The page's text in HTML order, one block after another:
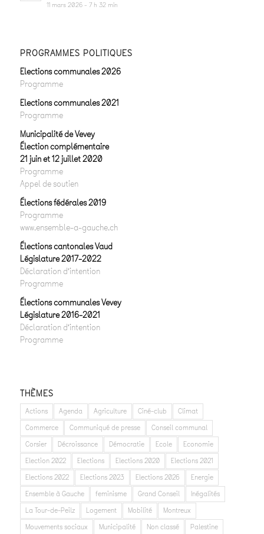
11 mars 2026 - 7 h 32 min
PROGRAMMES POLITIQUES
Elections communales 2026
Programme
Elections communales 2021
Programme
Municipalité de Vevey
Élection complémentaire
21 juin et 12 juillet 2020
Programme
Appel de soutien
Élections fédérales 2019
Programme
www.ensemble-a-gauche.ch
Élections cantonales Vaud
Législature 2017-2022
Déclaration d’intention
Programme
Élections communales Vevey
Législature 2016-2021
Déclaration d’intention
Programme
THÈMES
Actions Agenda Agriculture Ciné-club
Climat
Commerce
Communiqué de presse
Conseil communal
Corsier
Décroissance Démocratie Ecole
Economie
Election 2022
Elections Elections 2020
Elections 2021
Elections 2022
Elections 2023 Elections 2026
Energie
Ensemble à Gauche
feminisme Grand Conseil
Inégalités
La Tour-de-Peilz
Logement Mobilité
Montreux
Mouvements sociaux
Municipalité Non classé
Palestine